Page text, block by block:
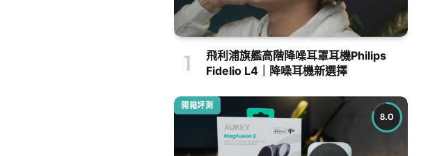
飛利浦旗艦高階降噪耳罩耳機Philips
Fidelio L4｜降噪耳機新選擇
8.0
開箱評測